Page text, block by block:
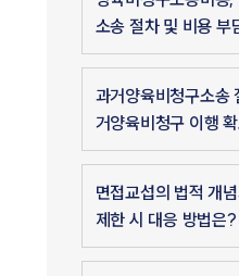
소송 절차 및 비용 부
과거양육비청구소송
거양육비청구 이행
면접교섭의 법적 개
제한 시 대응 방법은?